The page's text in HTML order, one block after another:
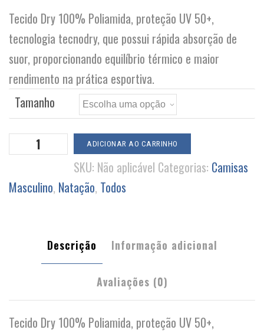
Tecido Dry 100% Poliamida, proteção UV 50+,
tecnologia tecnodry, que possui rápida absorção de
suor, proporcionando equilíbrio térmico e maior
rendimento na prática esportiva.
Tamanho
Blusa
Manga
Longa
quantidade
ADICIONAR AO CARRINHO
SKU: Não aplicável Categorias: Camisas
Masculino, Natação, Todos
Descrição Informação adicional
Avaliações (0)
Tecido Dry 100% Poliamida, proteção UV 50+,